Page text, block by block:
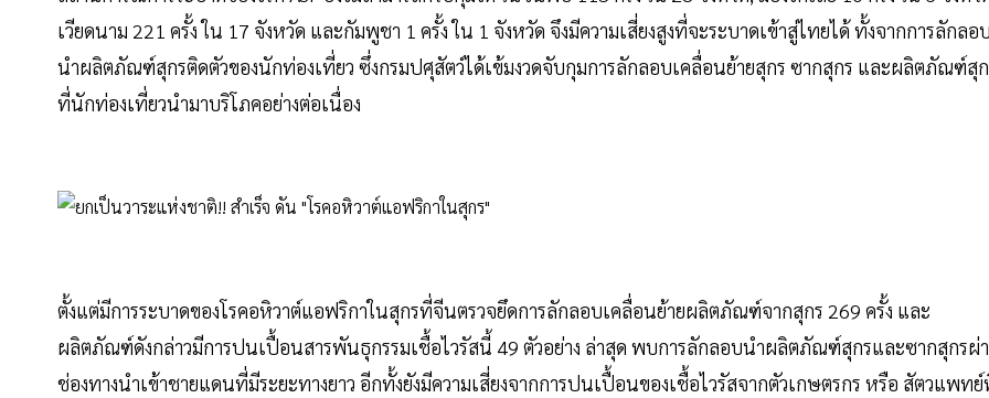
เวียดนาม 221 ครั้ง ใน 17 จังหวัด และกัมพูชา 1 ครั้ง ใน 1 จังหวัด จึงมีความเสี่ยงสูงที่จะระบาดเข้าสู่ไทยได้ ทั้งจากการลักลอบ
นำผลิตภัณฑ์สุกรติดตัวของนักท่องเที่ยว ซึ่งกรมปศุสัตว์ได้เข้มงวดจับกุมการลักลอบเคลื่อนย้ายสุกร ซากสุกร และผลิตภัณฑ์สุ
ที่นักท่องเที่ยวนำมาบริโภคอย่างต่อเนื่อง
ตั้งแต่มีการระบาดของโรคอหิวาต์แอฟริกาในสุกรที่จีนตรวจยึดการลักลอบเคลื่อนย้ายผลิตภัณฑ์จากสุกร 269 ครั้ง และ
ผลิตภัณฑ์ดังกล่าวมีการปนเปื้อนสารพันธุกรรมเชื้อไวรัสนี้ 49 ตัวอย่าง ล่าสุด พบการลักลอบนำผลิตภัณฑ์สุกรและซากสุกรผ่
ช่องทางนำเข้าชายแดนที่มีระยะทางยาว อีกทั้งยังมีความเสี่ยงจากการปนเปื้อนของเชื้อไวรัสจากตัวเกษตรกร หรือ สัตวแพท